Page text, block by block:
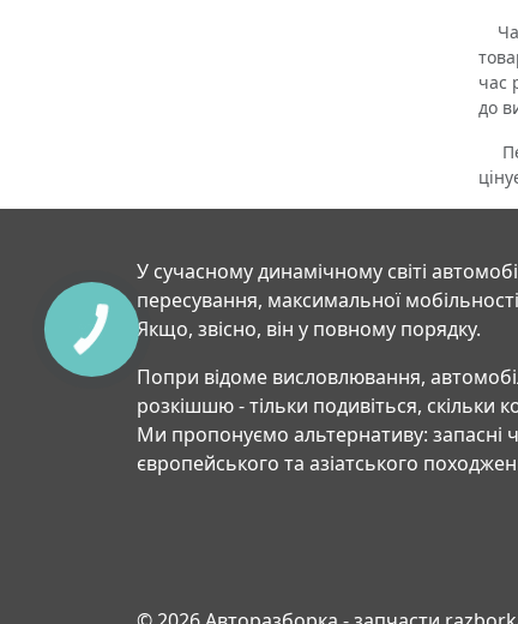
час
до
У сучасному динамічному світі
пересування, максимальної
Якщо, звісно, він у повному порядку.
Попри відоме висловлювання,
розкішшю - тільки подивіться, скільки
Ми пропонуємо альтернативу: запасні
європейського та азіатського